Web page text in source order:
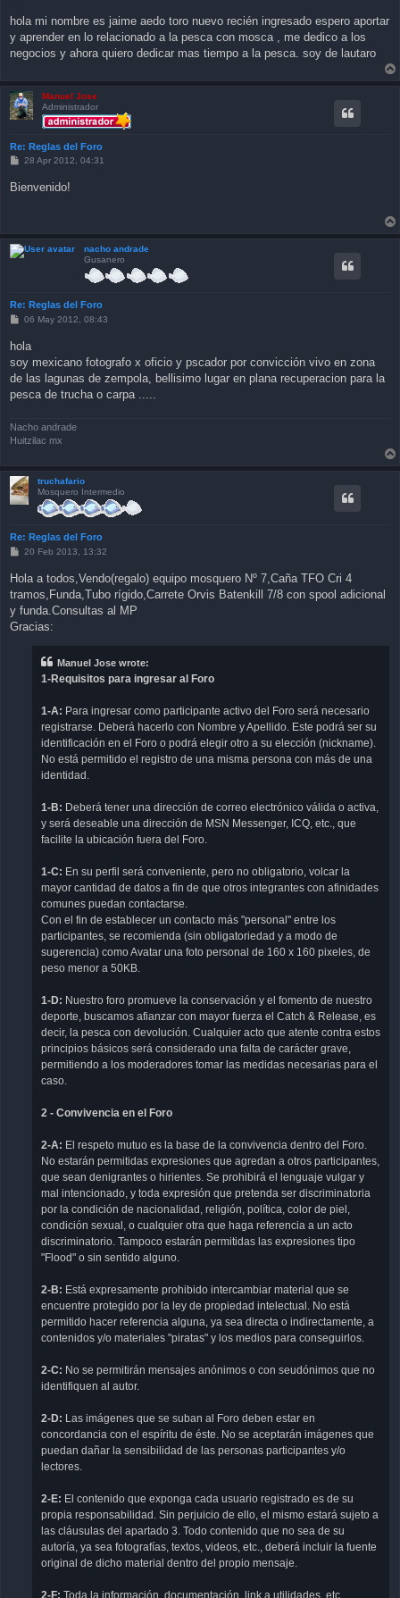
s
t
hola mi nombre es jaime aedo toro nuevo recién ingresado espero aportar
y aprender en lo relacionado a la pesca con mosca , me dedico a los
negocios y ahora quiero dedicar mas tiempo a la pesca. soy de lautaro
Manuel Jose
Administrador
Re: Reglas del Foro
P
t
28 Apr 2012, 04:31
Bienvenido!
nacho andrade
Gusanero
Re: Reglas del Foro
P
s
t
06 May 2012, 08:43
hola
soy mexicano fotografo x oficio y pscador por convicción vivo en zona
de las lagunas de zempola, bellisimo lugar en plana recuperacion para la
pesca de trucha o carpa .....
Nacho andrade
Huitzilac mx
truchafario
Mosquero Intermedio
Re: Reglas del Foro
P
t
20 Feb 2013, 13:32
Hola a todos,Vendo(regalo) equipo mosquero Nº 7,Caña TFO Cri 4
tramos,Funda,Tubo rígido,Carrete Orvis Batenkill 7/8 con spool adicional
y funda.Consultas al MP
Gracias:
Manuel Jose wrote:
1-Requisitos para ingresar al Foro
1-A: Para ingresar como participante activo del Foro será necesario
registrarse. Deberá hacerlo con Nombre y Apellido. Este podrá ser su
identificación en el Foro o podrá elegir otro a su elección (nickname).
No está permitido el registro de una misma persona con más de una
identidad.
1-B: Deberá tener una dirección de correo electrónico válida o activa,
y será deseable una dirección de MSN Messenger, ICQ, etc., que
facilite la ubicación fuera del Foro.
1-C: En su perfil será conveniente, pero no obligatorio, volcar la
mayor cantidad de datos a fin de que otros integrantes con afinidades
comunes puedan contactarse.
Con el fin de establecer un contacto más "personal" entre los
participantes, se recomienda (sin obligatoriedad y a modo de
sugerencia) como Avatar una foto personal de 160 x 160 pixeles, de
peso menor a 50KB.
1-D: Nuestro foro promueve la conservación y el fomento de nuestro
deporte, buscamos afianzar con mayor fuerza el Catch & Release, es
decir, la pesca con devolución. Cualquier acto que atente contra estos
principios básicos será considerado una falta de carácter grave,
permitiendo a los moderadores tomar las medidas necesarias para el
caso.
2 - Convivencia en el Foro
2-A: El respeto mutuo es la base de la convivencia dentro del Foro.
No estarán permitidas expresiones que agredan a otros participantes,
que sean denigrantes o hirientes. Se prohibirá el lenguaje vulgar y
mal intencionado, y toda expresión que pretenda ser discriminatoria
por la condición de nacionalidad, religión, política, color de piel,
condición sexual, o cualquier otra que haga referencia a un acto
discriminatorio. Tampoco estarán permitidas las expresiones tipo
"Flood" o sin sentido alguno.
2-B: Está expresamente prohibido intercambiar material que se
encuentre protegido por la ley de propiedad intelectual. No está
permitido hacer referencia alguna, ya sea directa o indirectamente, a
contenidos y/o materiales "piratas" y los medios para conseguirlos.
2-C: No se permitirán mensajes anónimos o con seudónimos que no
identifiquen al autor.
2-D: Las imágenes que se suban al Foro deben estar en
concordancia con el espíritu de éste. No se aceptarán imágenes que
puedan dañar la sensibilidad de las personas participantes y/o
lectores.
2-E: El contenido que exponga cada usuario registrado es de su
propia responsabilidad. Sin perjuicio de ello, el mismo estará sujeto a
las cláusulas del apartado 3. Todo contenido que no sea de su
autoría, ya sea fotografías, textos, videos, etc., deberá incluir la fuente
original de dicho material dentro del propio mensaje.
2-F: Toda la información, documentación, link a utilidades, etc.,